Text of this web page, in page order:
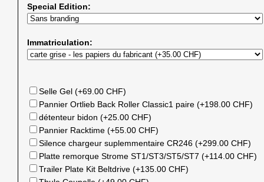
Special Edition:
Immatriculation:
Selle Gel (+69.00 CHF)
Pannier Ortlieb Back Roller Classic1 paire (+198.00 CHF)
détenteur bidon (+25.00 CHF)
Pannier Racktime (+55.00 CHF)
Silence chargeur suplemmentaire CR246 (+299.00 CHF)
Platte remorque Strome ST1/ST3/ST5/ST7 (+114.00 CHF)
Trailer Plate Kit Beltdrive (+135.00 CHF)